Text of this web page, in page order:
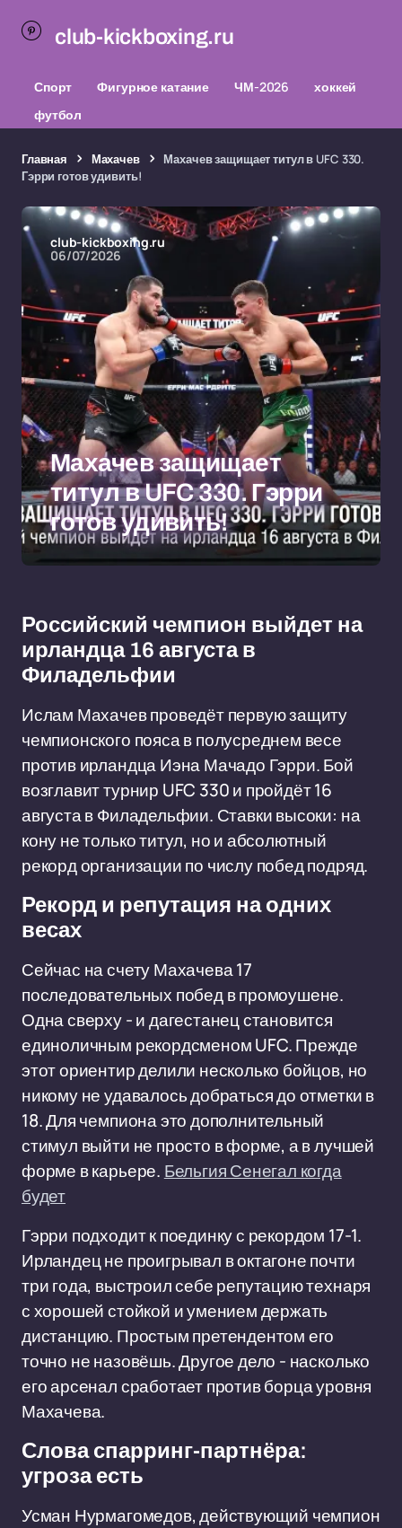
club-kickboxing.ru
Спорт Фигурное катание ЧМ-2026
хоккей
футбол
Главная Махачев
Махачев защищает титул в UFC 330.
Гэрри готов удивить!
club-kickboxing.ru
06/07/2026
Махачев защищает
титул в UFC 330. Гэрри
готов удивить!
Российский чемпион выйдет на
ирландца 16 августа в
Филадельфии
Ислам Махачев проведёт первую защиту
чемпионского пояса в полусреднем весе
против ирландца Иэна Мачадо Гэрри. Бой
возглавит турнир UFC 330 и пройдёт 16
августа в Филадельфии. Ставки высоки: на
кону не только титул, но и абсолютный
рекорд организации по числу побед подряд.
Рекорд и репутация на одних
весах
Сейчас на счету Махачева 17
последовательных побед в промоушене.
Одна сверху - и дагестанец становится
единоличным рекордсменом UFC. Прежде
этот ориентир делили несколько бойцов, но
никому не удавалось добраться до отметки в
18. Для чемпиона это дополнительный
стимул выйти не просто в форме, а в лучшей
форме в карьере. Бельгия Сенегал когда
будет
Гэрри подходит к поединку с рекордом 17-1.
Ирландец не проигрывал в октагоне почти
три года, выстроил себе репутацию технаря
с хорошей стойкой и умением держать
дистанцию. Простым претендентом его
точно не назовёшь. Другое дело - насколько
его арсенал сработает против борца уровня
Махачева.
Слова спарринг-партнёра:
угроза есть
Усман Нурмагомедов, действующий чемпион